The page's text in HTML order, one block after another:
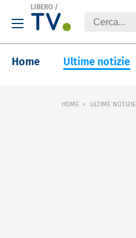
LIBERO /
Home Ultime notizie
HOME ULTIME NOTIZIE